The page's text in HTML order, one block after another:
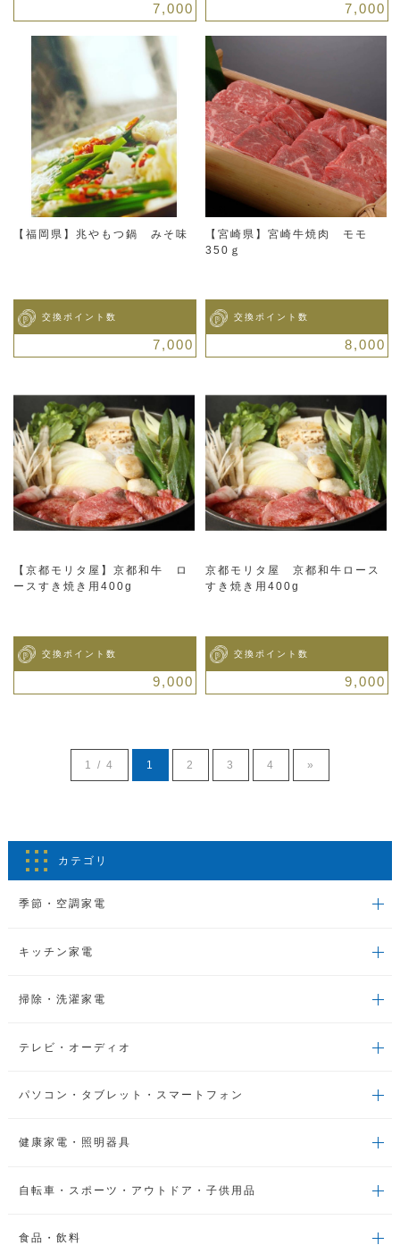
7,000 7,000
【福岡県】兆やもつ鍋 みそ味
交換ポイント数
7,000
【宮崎県】宮崎牛焼肉 モモ
350ｇ
交換ポイント数
8,000
【京都モリタ屋】京都和牛 ロ
ースすき焼き用400g
交換ポイント数
9,000
京都モリタ屋 京都和牛ロース
すき焼き用400g
交換ポイント数
9,000
1 / 4 1 2 3 4 »
カテゴリ
季節・空調家電
キッチン家電
掃除・洗濯家電
テレビ・オーディオ
パソコン・タブレット・スマートフォン
健康家電・照明器具
自転車・スポーツ・アウトドア・子供用品
食品・飲料